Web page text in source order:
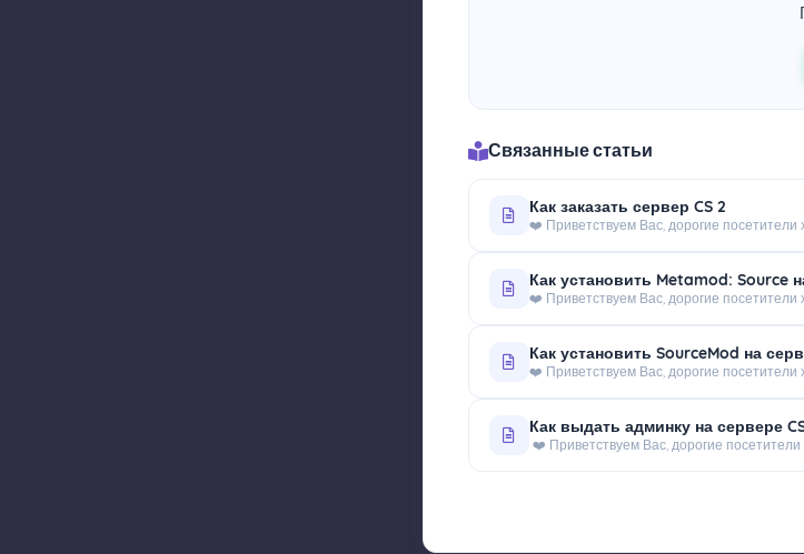
Связанные статьи
Как заказать сервер CS 2
❤️ Приветствуем Вас, дорогие посетители
Как установить Metamod: Source
❤️ Приветствуем Вас, дорогие посетители
Как установить SourceMod на
❤️ Приветствуем Вас, дорогие посетители
Как выдать админку на сервере
❤️ Приветствуем Вас, дорогие посетители